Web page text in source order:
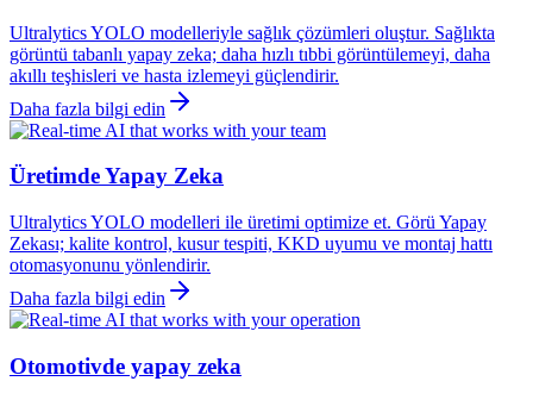
Ultralytics YOLO modelleriyle sağlık çözümleri oluştur. Sağlıkta
görüntü tabanlı yapay zeka; daha hızlı tıbbi görüntülemeyi, daha
akıllı teşhisleri ve hasta izlemeyi güçlendirir.
Daha fazla bilgi edin
Üretimde Yapay Zeka
Ultralytics YOLO modelleri ile üretimi optimize et. Görü Yapay
Zekası; kalite kontrol, kusur tespiti, KKD uyumu ve montaj hattı
otomasyonunu yönlendirir.
Daha fazla bilgi edin
Otomotivde yapay zeka